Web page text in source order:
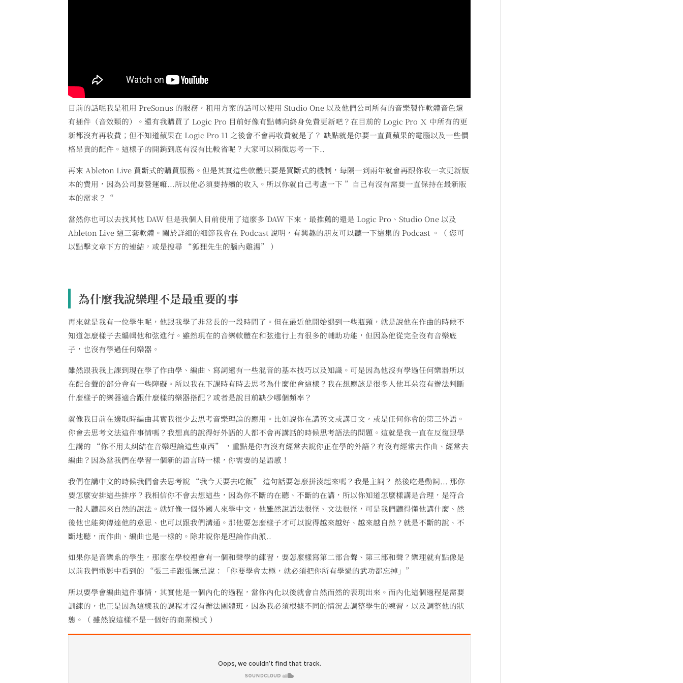
目前的話呢我是租用 PreSonus 的服務，租用方案的話可以使用 Studio One 以及他們公司所有的音樂製作軟體音色還
有插件（音效類的）。還有我購買了 Logic Pro 目前好像有點轉向終身免費更新吧？在目前的 Logic Pro Ｘ 中所有的更
新都沒有再收費；但不知道蘋果在 Logic Pro 11 之後會不會再收費就是了？ 缺點就是你要一直買蘋果的電腦以及一些價
格昂貴的配件。這樣子的開銷到底有沒有比較省呢？大家可以稍微思考一下..
再來 Ableton Live 買斷式的購買服務。但是其實這些軟體只要是買斷式的機制，每隔一到兩年就會再跟你收一次更新版
本的費用，因為公司要營運嘛...所以他必須要持續的收入。所以你就自己考慮一下 ”自己有沒有需要一直保持在最新版
本的需求？“
當然你也可以去找其他 DAW 但是我個人目前使用了這麼多 DAW 下來，最推薦的還是 Logic Pro、Studio One 以及
Ableton Live 這三套軟體。關於詳細的細節我會在 Podcast 說明，有興趣的朋友可以聽一下這集的 Podcast 。（ 您可
以點擊文章下方的連結，或是搜尋 “狐狸先生的腦內雞湯” ）
為什麼我說樂理不是最重要的事
再來就是我有一位學生呢，他跟我學了非常長的一段時間了。但在最近他開始遇到一些瓶頸，就是說他在作曲的時候不
知道怎麼樣子去編輯他和弦進行。雖然現在的音樂軟體在和弦進行上有很多的輔助功能，但因為他從完全沒有音樂底
子，也沒有學過任何樂器。
雖然跟我我上課到現在學了作曲學、編曲、寫詞還有一些混音的基本技巧以及知識。可是因為他沒有學過任何樂器所以
在配合聲的部分會有一些障礙。所以我在下課時有時去思考為什麼他會這樣？我在想應該是很多人他耳朵沒有辦法判斷
什麼樣子的樂器適合跟什麼樣的樂器搭配？或者是說目前缺少哪個頻率？
就像我目前在邊取時編曲其實我很少去思考音樂理論的應用。比如說你在講英文或講日文，或是任何你會的第三外語。
你會去思考文法這件事情嗎？我想真的說得好外語的人都不會再講話的時候思考語法的問題。這就是我一直在反復跟學
生講的 “你不用太糾結在音樂理論這些東西” ，重點是你有沒有經常去說你正在學的外語？有沒有經常去作曲、經常去
編曲？因為當我們在學習一個新的語言時一樣，你需要的是語感！
我們在講中文的時候我們會去思考說 “我今天要去吃飯” 這句話要怎麼拼湊起來嗎？我是主詞？ 然後吃是動詞... 那你
要怎麼安排這些排序？我相信你不會去想這些，因為你不斷的在聽、不斷的在講，所以你知道怎麼樣講是合理，是符合
一般人聽起來自然的說法。就好像一個外國人來學中文，他雖然說語法很怪、文法很怪，可是我們聽得懂他講什麼、然
後他也能夠傳達他的意思、也可以跟我們溝通。那他要怎麼樣子才可以說得越來越好、越來越自然？就是不斷的說、不
斷地聽，而作曲、編曲也是一樣的。除非說你是理論作曲派..
如果你是音樂系的學生，那麼在學校裡會有一個和聲學的練習，要怎麼樣寫第二部合聲、第三部和聲？樂理就有點像是
以前我們電影中看到的 “張三丰跟張無忌說：「你要學會太極，就必須把你所有學過的武功都忘掉」”
所以要學會編曲這件事情，其實他是一個內化的過程，當你內化以後就會自然而然的表現出來。而內化這個過程是需要
訓練的，也正是因為這樣我的課程才沒有辦法團體班，因為我必須根據不同的情況去調整學生的練習，以及調整他的狀
態。（ 雖然說這樣不是一個好的商業模式 ）